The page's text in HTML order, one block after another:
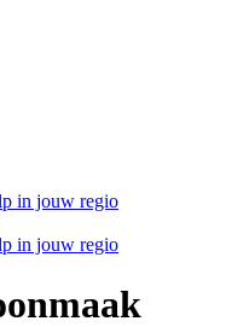
in jouw regio
in jouw regio